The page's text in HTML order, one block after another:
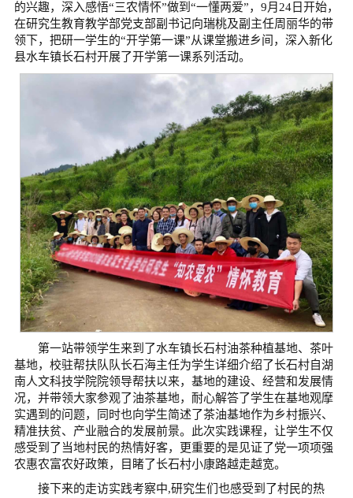
的兴趣，深入感悟“三农情怀”做到“一懂两爱”，9月24日开始，
在研究生教育教学部党支部副书记向瑞桃及副主任周丽华的带
领下，把研一学生的“开学第一课”从课堂搬进乡间，深入新化
县水车镇长石村开展了开学第一课系列活动。
第一站带领学生来到了水车镇长石村油茶种植基地、茶叶
基地，校驻帮扶队队长石海主任为学生详细介绍了长石村自湖
南人文科技学院院领导帮扶以来，基地的建设、经营和发展情
况，并带领大家参观了油茶基地，耐心解答了学生在基地观摩
实遇到的问题，同时也向学生简述了茶油基地作为乡村振兴、
精准扶贫、产业融合的发展前景。此次实践课程，让学生不仅
感受到了当地村民的热情好客，更重要的是见证了党一项项强
农惠农富农好政策，目睹了长石村小康路越走越宽。
接下来的走访实践考察中,研究生们也感受到了村民的热